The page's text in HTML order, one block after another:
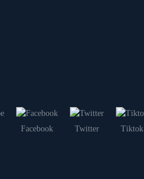
Facebook Twitter Tiktok